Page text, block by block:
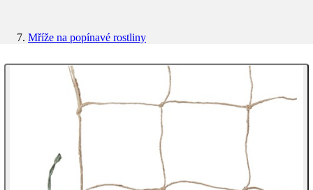
Mříže na popínavé rostliny